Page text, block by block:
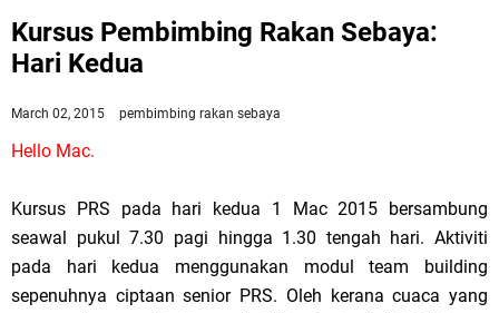
Kursus Pembimbing Rakan Sebaya:
Hari Kedua
March 02, 2015 pembimbing rakan sebaya
Hello Mac.
Kursus PRS pada hari kedua 1 Mac 2015 bersambung
seawal pukul 7.30 pagi hingga 1.30 tengah hari. Aktiviti
pada hari kedua menggunakan modul team building
sepenuhnya ciptaan senior PRS. Oleh kerana cuaca yang